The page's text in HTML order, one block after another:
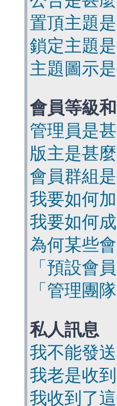
置頂主題
鎖定主題
主題圖示
會員等級
管理員是
版主是甚麼
會員群組
我要如何
我要如何
為何某些
「預設會
「管理團
私人訊息
我不能發
我老是收
我收到了